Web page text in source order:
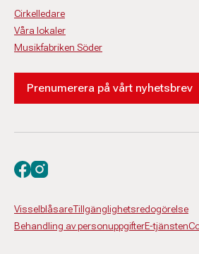
Cirkelledare
Våra lokaler
Musikfabriken Söder
Prenumerera på vårt nyhetsbrev
VisselblåsareTillgänglighetsredogörelse
Behandling av personuppgifterE-tjänsten
Besök oss på facebook
Besök oss på instagram